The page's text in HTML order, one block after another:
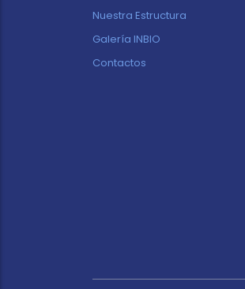
Nuestra Estructura
Galería INBIO
Contactos